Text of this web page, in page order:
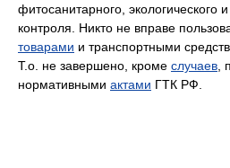
фитосанитарного, экологического
контроля. Никто не вправе
товарами и транспортными
Т.о. не завершено, кроме случаев
нормативными актами ГТК РФ.